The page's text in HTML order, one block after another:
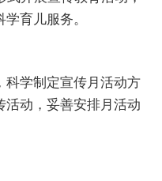
育儿服务。
学制定宣传月活动方
活动，妥善安排月活动